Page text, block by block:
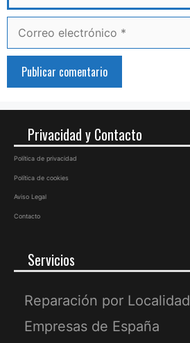
Privacidad y Contacto
Política de privacidad
Política de cookies
Aviso Legal
Contacto
Servicios
Reparación por Localidad
Empresas de España